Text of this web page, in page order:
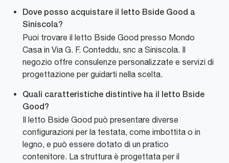
Dove posso acquistare il letto Bside Good a
Siniscola?
Puoi trovare il letto Bside Good presso Mondo
Casa in Via G. F. Conteddu, snc a Siniscola. Il
negozio offre consulenze personalizzate e servizi di
progettazione per guidarti nella scelta.
Quali caratteristiche distintive ha il letto Bside
Good?
Il letto Bside Good può presentare diverse
configurazioni per la testata, come imbottita o in
legno, e può essere dotato di un pratico
contenitore. La struttura è progettata per il